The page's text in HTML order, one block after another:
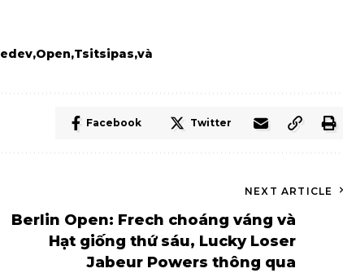
Open Tsitsipas và
Facebook Twitter
NEXT ARTICLE
Berlin Open: Frech choáng váng và
Hạt giống thứ sáu, Lucky Loser
Jabeur Powers thông qua